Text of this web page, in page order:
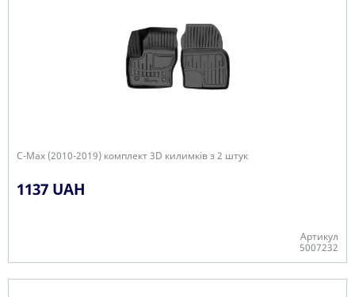
C-Max (2010-2019) комплект 3D килимків з 2 штук
1137 UAH
Артикул
5007232